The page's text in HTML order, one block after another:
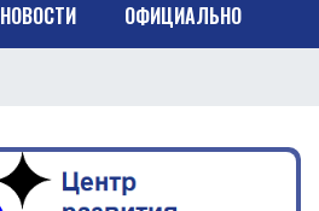
НОВОСТИ ОФИЦИАЛЬНО